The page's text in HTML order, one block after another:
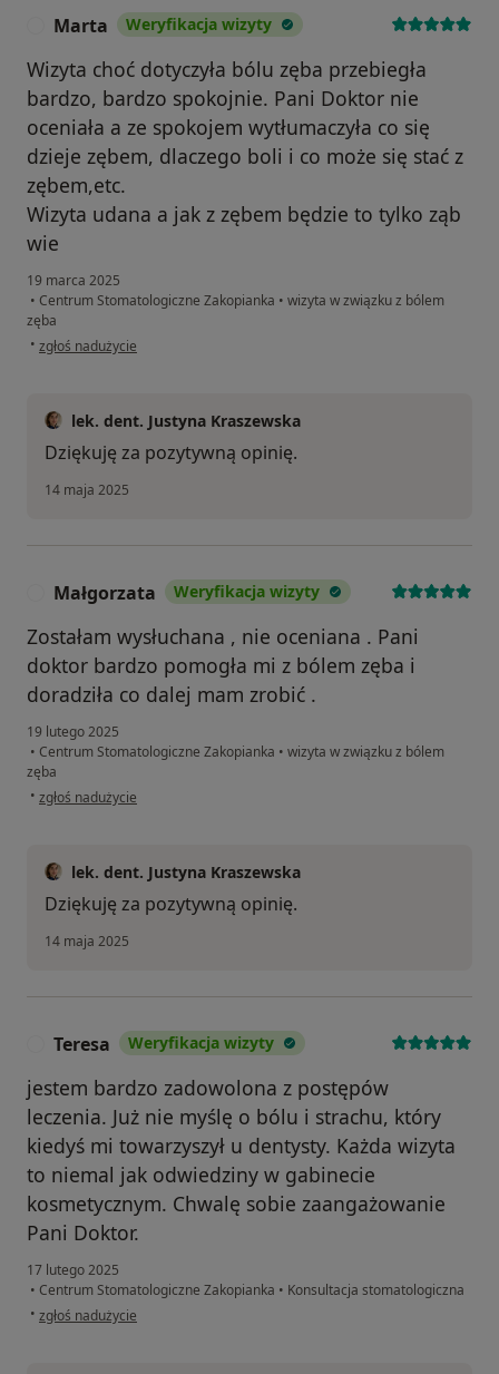
Marta Weryfikacja wizyty
Wizyta choć dotyczyła bólu zęba przebiegła
bardzo, bardzo spokojnie. Pani Doktor nie
oceniała a ze spokojem wytłumaczyła co się
dzieje zębem, dlaczego boli i co może się stać z
zębem,etc.
Wizyta udana a jak z zębem będzie to tylko ząb
wie
19 marca 2025
• Centrum Stomatologiczne Zakopianka • wizyta w związku z bólem
zęba
• w opinii użytkownika Marta
zgłoś nadużycie
lek. dent. Justyna Kraszewska
Dziękuję za pozytywną opinię.
14 maja 2025
Małgorzata Weryfikacja wizyty
Zostałam wysłuchana , nie oceniana . Pani
doktor bardzo pomogła mi z bólem zęba i
doradziła co dalej mam zrobić .
19 lutego 2025
• Centrum Stomatologiczne Zakopianka • wizyta w związku z bólem
zęba
• w opinii użytkownika Małgorzata
zgłoś nadużycie
lek. dent. Justyna Kraszewska
Dziękuję za pozytywną opinię.
14 maja 2025
Teresa Weryfikacja wizyty
jestem bardzo zadowolona z postępów
leczenia. Już nie myślę o bólu i strachu, który
kiedyś mi towarzyszył u dentysty. Każda wizyta
to niemal jak odwiedziny w gabinecie
kosmetycznym. Chwalę sobie zaangażowanie
Pani Doktor.
17 lutego 2025
• Centrum Stomatologiczne Zakopianka • Konsultacja stomatologiczna
• w opinii użytkownika Teresa
zgłoś nadużycie